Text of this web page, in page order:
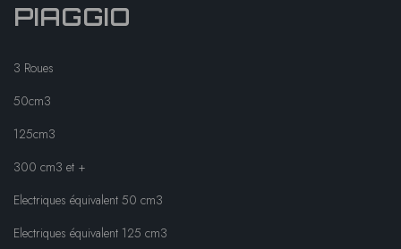
PIAGGIO
3 Roues
50cm3
125cm3
300 cm3 et +
Electriques équivalent 50 cm3
Electriques équivalent 125 cm3